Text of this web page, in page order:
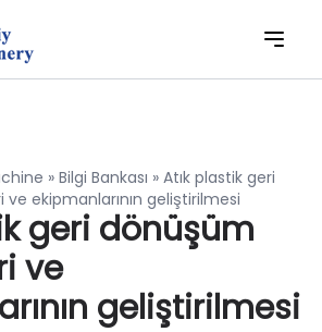
» Bilgi Bankası » Atık plastik geri
ekipmanlarının geliştirilmesi
geri dönüşüm
ve
geliştirilmesi